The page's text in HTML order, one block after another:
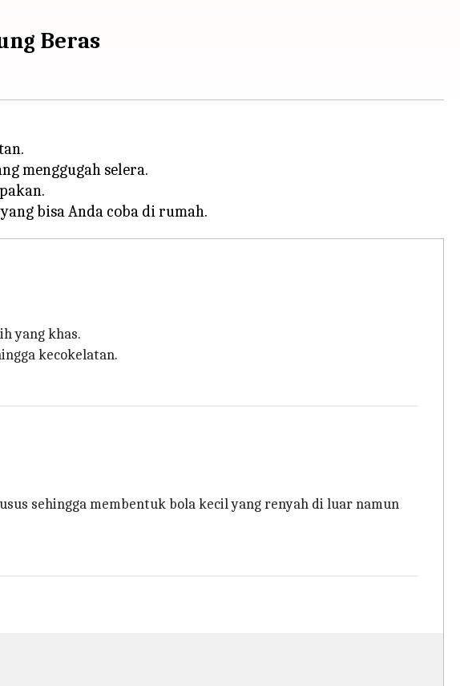
Beras
menggugah selera.
yang khas.
kecokelatan.
sehingga membentuk bola kecil yang renyah di luar namun